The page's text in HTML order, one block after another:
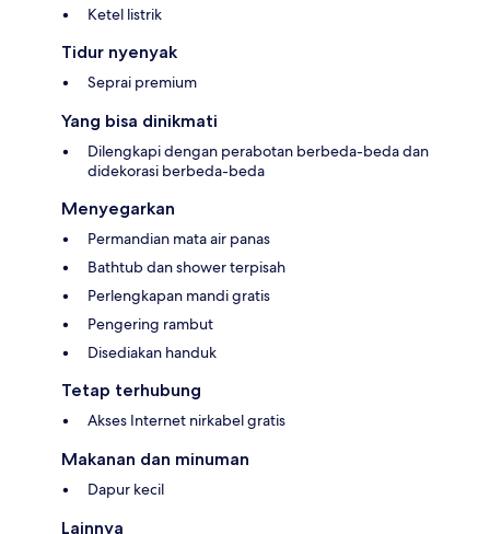
Ketel listrik
Tidur nyenyak
Seprai premium
Yang bisa dinikmati
Dilengkapi dengan perabotan berbeda-beda dan
didekorasi berbeda-beda
Menyegarkan
Permandian mata air panas
Bathtub dan shower terpisah
Perlengkapan mandi gratis
Pengering rambut
Disediakan handuk
Tetap terhubung
Akses Internet nirkabel gratis
Makanan dan minuman
Dapur kecil
Lainnya